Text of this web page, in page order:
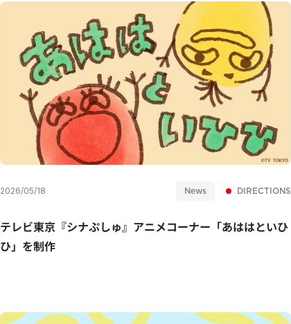
2026/05/18 News DIRECTIONS
テレビ東京『シナぷしゅ』アニメコーナー「あははといひ
ひ」を制作